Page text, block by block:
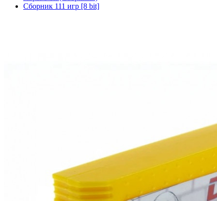
Сборник 111 игр [8 bit]